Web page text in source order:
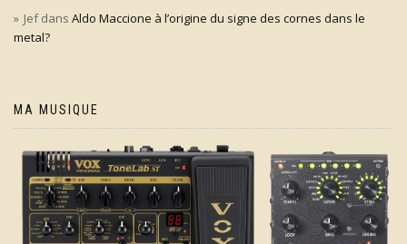
Jefdans Aldo Maccione à l’origine du signe des cornes dans le
metal?
MA MUSIQUE